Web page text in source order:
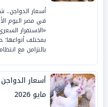
أسعار الدواجن..
«الاستقرار
بمختلف أنواعها؛
بالتزامن مع
مايو 2026